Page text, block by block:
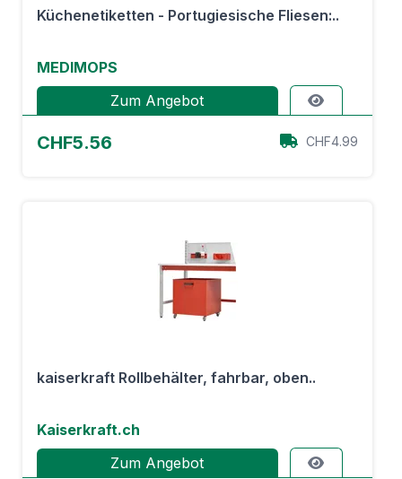
Küchenetiketten - Portugiesische Fliesen:..
MEDIMOPS
Zum Angebot
CHF5.56 CHF4.99
kaiserkraft Rollbehälter, fahrbar, oben..
Kaiserkraft.ch
Zum Angebot